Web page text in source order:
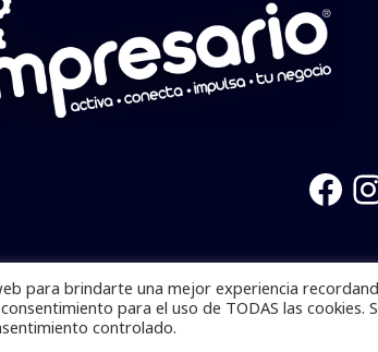
© 2025 Todos los derechos reservados.
para brindarte una mejor experiencia
para el uso de TODAS las cookies.
controlado.